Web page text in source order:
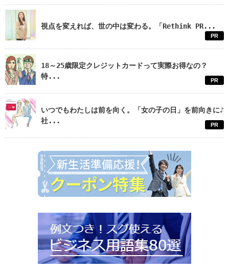
視点を変えれば、世の中は変わる。「Rethink PR...
PR
18～25歳限定クレジットカードって実際お得なの？
特...
PR
いつでもわたしは前を向く。「女の子の日」を前向きに♪
社...
PR